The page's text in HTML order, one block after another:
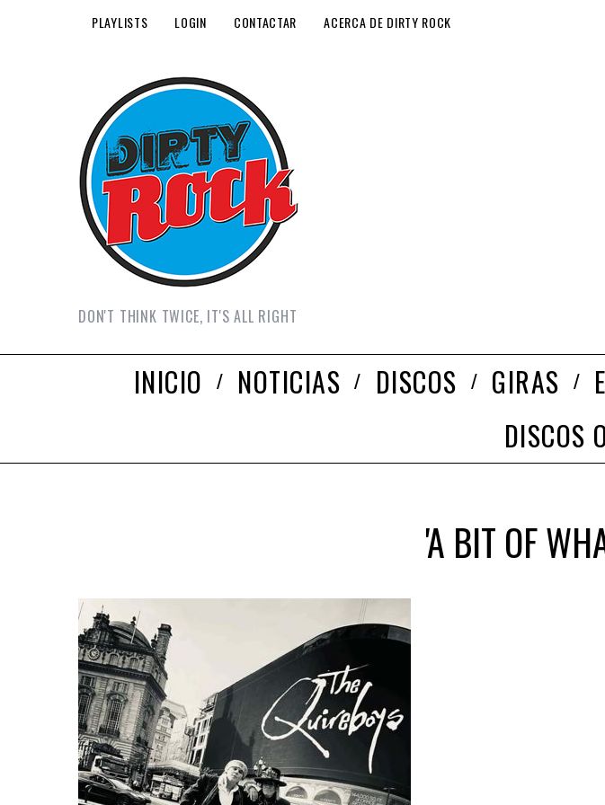
PLAYLISTS LOGIN CONTACTAR ACERCA DE DIRTY ROCK
DON'T THINK TWICE, IT'S ALL RIGHT
INICIO NOTICIAS DISCOS GIRAS
DISCOS
'A BIT OF